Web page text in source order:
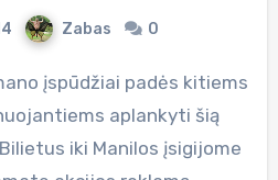
Zabas 0
aplankyti šią
iki Manilos įsigijome